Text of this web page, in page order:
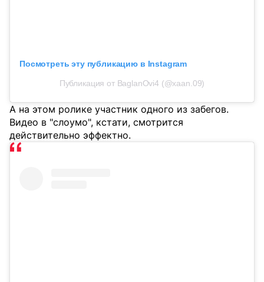
Посмотреть эту публикацию в Instagram
Публикация от BaglanOvi4 (@xaan.09)
А на этом ролике участник одного из забегов.
Видео в "слоумо", кстати, смотрится
действительно эффектно.